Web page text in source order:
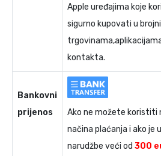
Apple uređajima koje
sigurno kupovati u
kontakta.
Bankovni
prijenos
Ako ne možete koristiti
načina plaćanja i ako je
narudžbe veći od 300